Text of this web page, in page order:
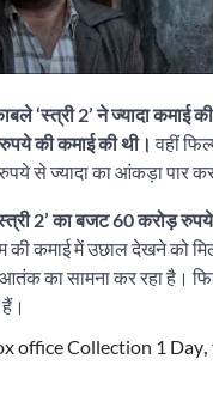
‘स्त्री 2’ ने ज्यादा कमाई
की कमाई की थी। वहीं
से ज्यादा का आंकड़ा पार
2’ का बजट 60 करोड़
की कमाई में उछाल देखने को
का सामना कर रहा है।
office Collection 1 Day,